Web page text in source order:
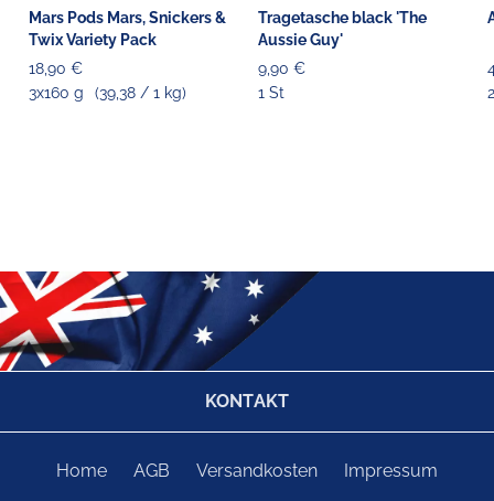
Mars Pods Mars, Snickers &
Twix Variety Pack
18,90 €
3x160 g
(39,38 / 1 kg)
Tragetasche black 'The
Aussie Guy'
9,90 €
1 St
KONTAKT
Home AGB Versandkosten Impressum